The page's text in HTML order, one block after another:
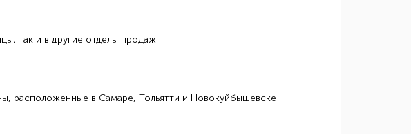
так и в другие отделы продаж
расположенные в Самаре, Тольятти и Новокуйбышевске